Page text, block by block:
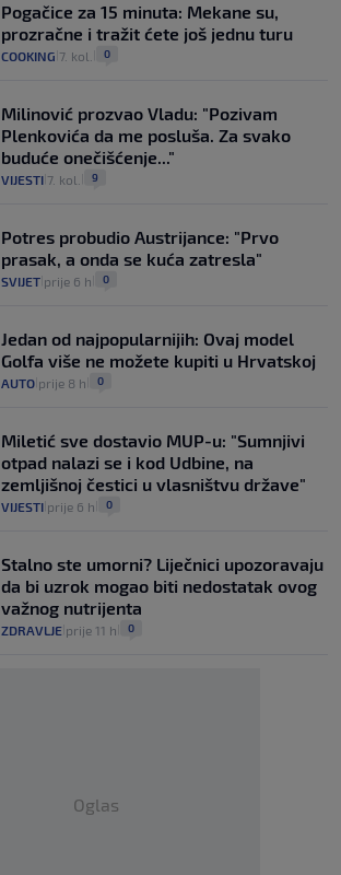
Pogačice za 15 minuta: Mekane su,
prozračne i tražit ćete još jednu turu
COOKING 7. kol. 0
Milinović prozvao Vladu: "Pozivam
Plenkovića da me posluša. Za svako
buduće onečišćenje..."
VIJESTI 7. kol. 9
Potres probudio Austrijance: "Prvo
prasak, a onda se kuća zatresla"
SVIJET prije 6 h 0
Jedan od najpopularnijih: Ovaj model
Golfa više ne možete kupiti u Hrvatskoj
AUTO prije 8 h 0
Miletić sve dostavio MUP-u: "Sumnjivi
otpad nalazi se i kod Udbine, na
zemljišnoj čestici u vlasništvu države"
VIJESTI prije 6 h 0
Stalno ste umorni? Liječnici upozoravaju
da bi uzrok mogao biti nedostatak ovog
važnog nutrijenta
ZDRAVLJE prije 11 h 0
Oglas